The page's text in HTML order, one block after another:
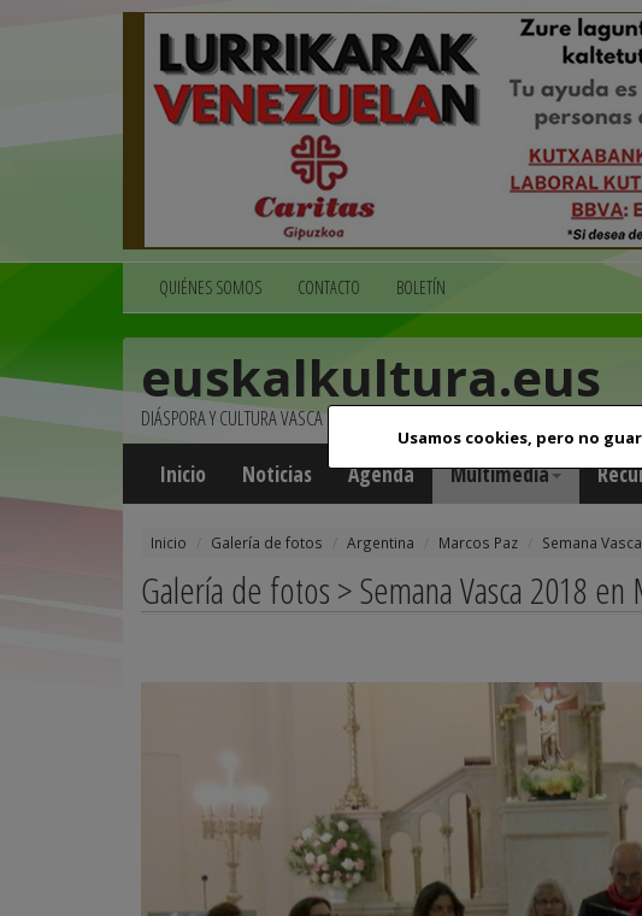
Usamos cookies, pero no
QUIÉNES SOMOS CONTACTO BOLETÍN
euskalkultura.eus
DIÁSPORA Y CULTURA VASCA
Inicio Noticias Agenda Multimedia
Inicio Galería de fotos Argentina Marcos Paz Semana
Galería de fotos > Semana Vasca 2018 en